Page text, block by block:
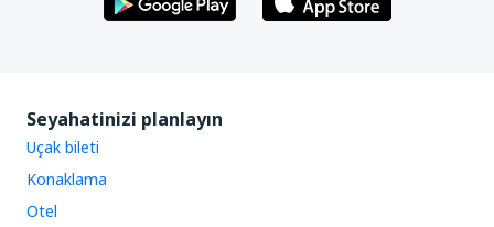
Seyahatinizi planlayın
Uçak bileti
Konaklama
Otel